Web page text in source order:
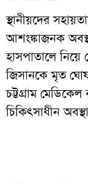
স্থানীয়দের
আশংঙ্কাজনক
হাসপাতালে
জিসানকে মৃত
চট্টগ্রাম
চিকিৎসাধীন